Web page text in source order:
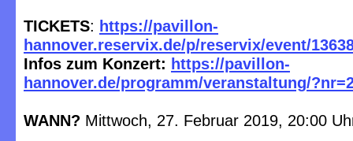
TICKETS: https://pavillon-
hannover.reservix.de/p/reservix/event/
Infos zum Konzert: https://pavillon-
hannover.de/programm/veranstaltung/
WANN? Mittwoch, 27. Februar 2019, 20:00